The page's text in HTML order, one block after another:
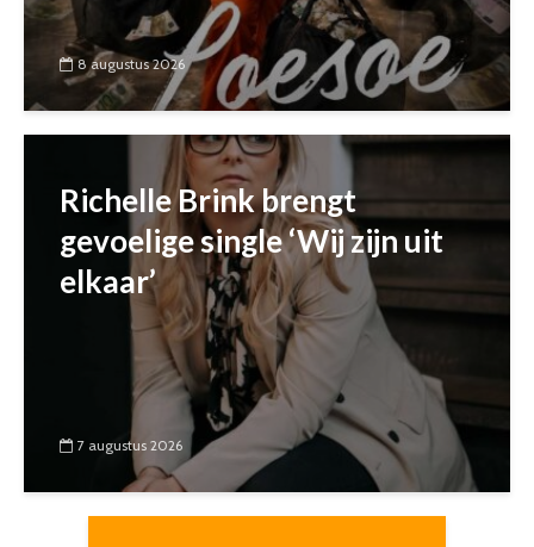
8 augustus 2026
Richelle Brink brengt
gevoelige single ‘Wij zijn uit
elkaar’
7 augustus 2026